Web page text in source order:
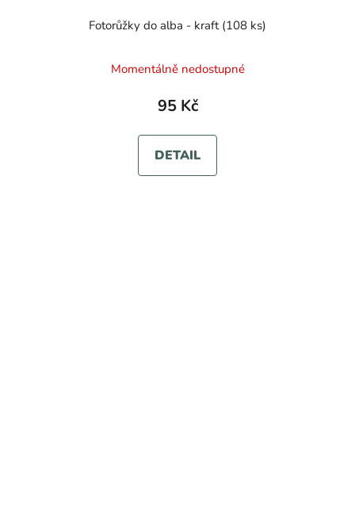
Fotorůžky do alba - kraft (108 ks)
Momentálně nedostupné
95 Kč
DETAIL